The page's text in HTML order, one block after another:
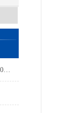
电子磅称厂家 带打印电子地磅 100吨地磅维修